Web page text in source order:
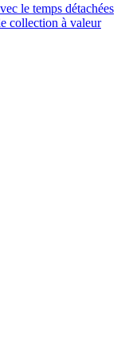
le temps détachées
collection à valeur